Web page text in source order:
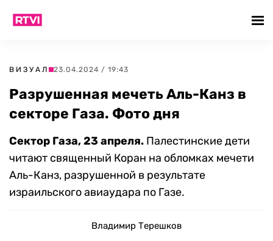
ВИЗУАЛ 23.04.2024 / 19:43
Разрушенная мечеть Аль-Канз в
секторе Газа. Фото дня
Сектор Газа, 23 апреля. Палестинские дети
читают священный Коран на обломках мечети
Аль-Канз, разрушенной в результате
израильского авиаудара по Газе.
Владимир Терешков